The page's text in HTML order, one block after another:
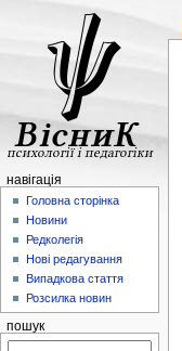
навігація
Головна сторінка
Новини
Редколегія
Нові редагування
Випадкова стаття
Розсилка новин
пошук